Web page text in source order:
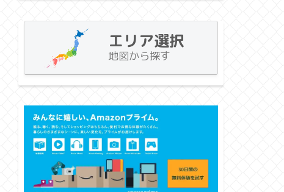
エリア選択
地図から探す